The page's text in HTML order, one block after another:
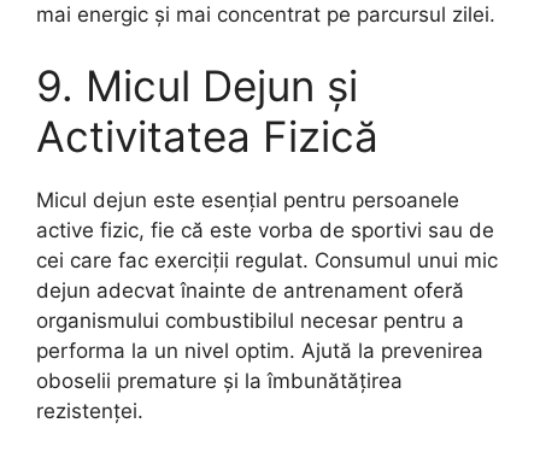
mai energic și mai concentrat pe parcursul zilei.
9. Micul Dejun și
Activitatea Fizică
Micul dejun este esențial pentru persoanele
active fizic, fie că este vorba de sportivi sau de
cei care fac exerciții regulat. Consumul unui mic
dejun adecvat înainte de antrenament oferă
organismului combustibilul necesar pentru a
performa la un nivel optim. Ajută la prevenirea
oboselii premature și la îmbunătățirea
rezistenței.